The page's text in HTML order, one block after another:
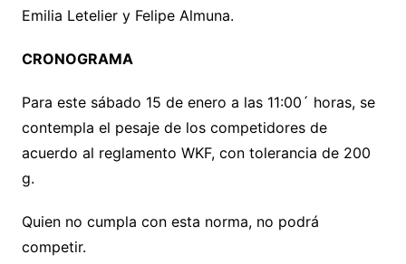
Emilia Letelier y Felipe Almuna.
CRONOGRAMA
Para este sábado 15 de enero a las 11:00´ horas, se
contempla el pesaje de los competidores de
acuerdo al reglamento WKF, con tolerancia de 200
g.
Quien no cumpla con esta norma, no podrá
competir.